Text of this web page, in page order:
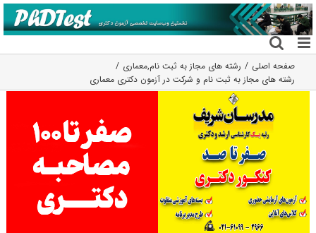
رفتن
به
محتوا
صفحه اصلی رشته های مجاز به ثبت نام,معماری
رشته های مجاز به ثبت نام و شرکت در آزمون دکتری معماری